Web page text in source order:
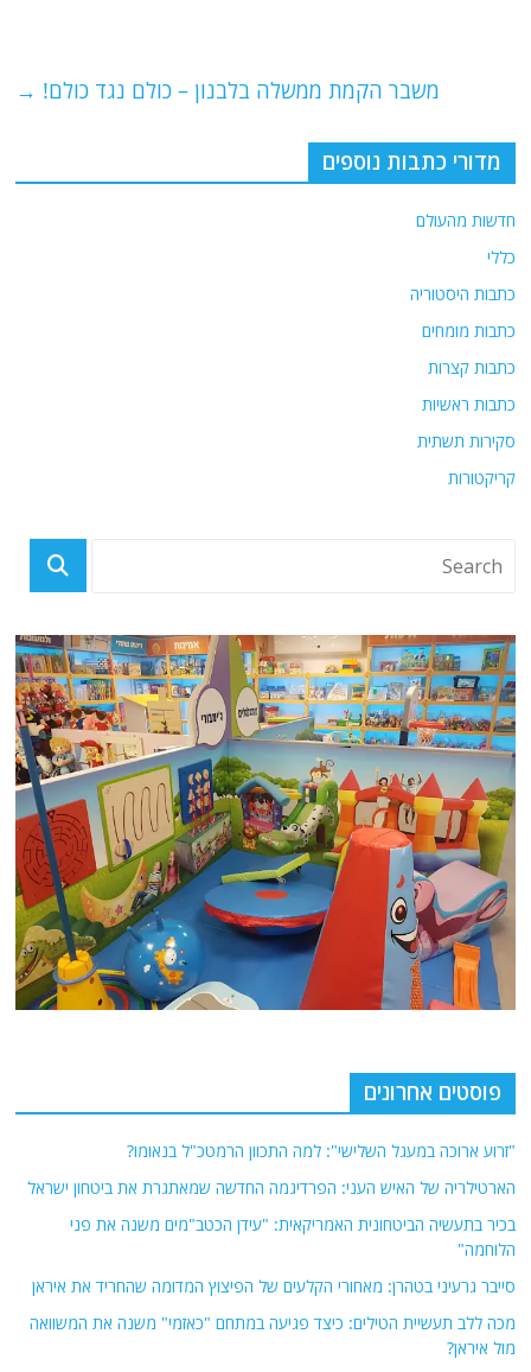
p
o
משבר הקמת ממשלה בלבנון – כולם נגד כולם! →
מדורי כתבות נוספים
חדשות מהעולם
כללי
כתבות היסטוריה
כתבות מומחים
כתבות קצרות
כתבות ראשיות
סקירות תשתית
קריקטורות
פוסטים אחרונים
"זרוע ארוכה במעגל השלישי": למה התכוון הרמטכ"ל בנאומו?
הארטילריה של האיש העני: הפרדיגמה החדשה שמאתגרת את ביטחון ישראל
בכיר בתעשיה הביטחונית האמריקאית: "עידן הכטב"מים משנה את פני
הלוחמה"
סייבר גרעיני בטהרן: מאחורי הקלעים של הפיצוץ המדומה שהחריד את איראן
מכה ללב תעשיית הטילים: כיצד פגיעה במתחם "כאזמי" משנה את המשוואה
מול איראן?